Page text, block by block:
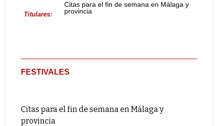
Titulares:
Citas para el fin de semana en Málaga y
provincia
FESTIVALES
Citas para el fin de semana en Málaga y
provincia